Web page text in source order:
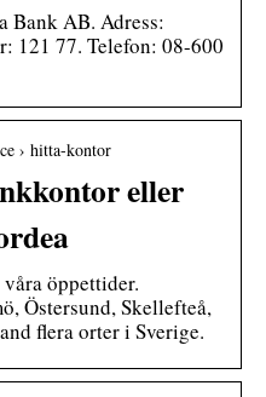
Bank AB. Adress:
121 77. Telefon: 08-600
› hitta-kontor
eller
öppettider.
Östersund, Skellefteå,
flera orter i Sverige.